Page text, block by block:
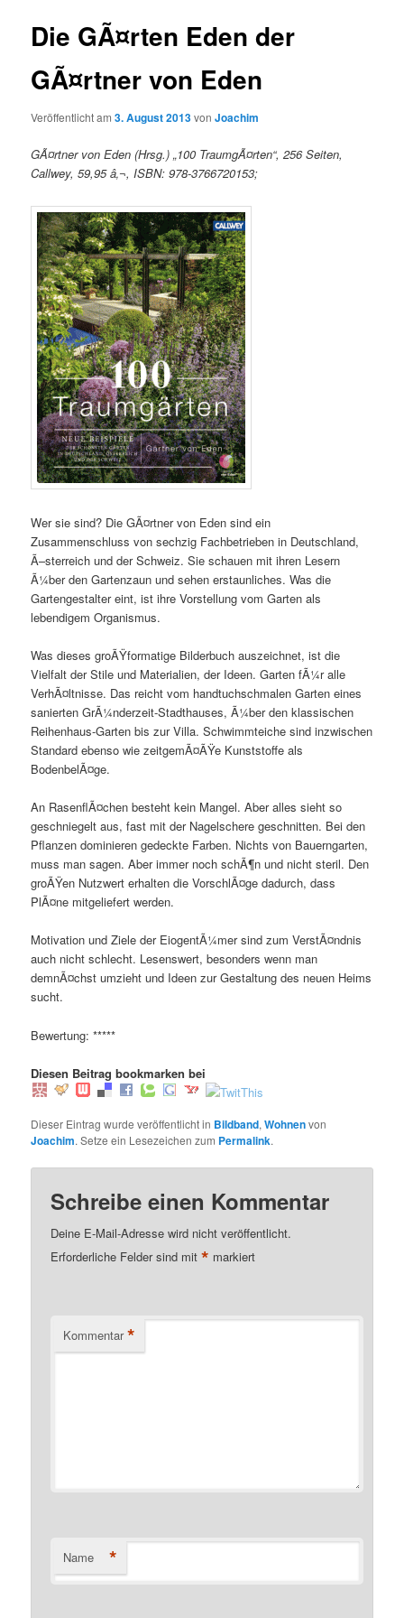
Die GÃ¤rten Eden der
GÃ¤rtner von Eden
Veröffentlicht am3. August 2013vonJoachim
GÃ¤rtner von Eden (Hrsg.) „100 TraumgÃ¤rten“, 256 Seiten,
Callwey, 59,95 â‚¬, ISBN: 978-3766720153;
Wer sie sind? Die GÃ¤rtner von Eden sind ein
Zusammenschluss von sechzig Fachbetrieben in Deutschland,
Ã–sterreich und der Schweiz. Sie schauen mit ihren Lesern
Ã¼ber den Gartenzaun und sehen erstaunliches. Was die
Gartengestalter eint, ist ihre Vorstellung vom Garten als
lebendigem Organismus.
Was dieses groÃŸformatige Bilderbuch auszeichnet, ist die
Vielfalt der Stile und Materialien, der Ideen. Garten fÃ¼r alle
VerhÃ¤ltnisse. Das reicht vom handtuchschmalen Garten eines
sanierten GrÃ¼nderzeit-Stadthauses, Ã¼ber den klassischen
Reihenhaus-Garten bis zur Villa. Schwimmteiche sind inzwischen
Standard ebenso wie zeitgemÃ¤ÃŸe Kunststoffe als
BodenbelÃ¤ge.
An RasenflÃ¤chen besteht kein Mangel. Aber alles sieht so
geschniegelt aus, fast mit der Nagelschere geschnitten. Bei den
Pflanzen dominieren gedeckte Farben. Nichts von Bauerngarten,
muss man sagen. Aber immer noch schÃ¶n und nicht steril. Den
groÃŸen Nutzwert erhalten die VorschlÃ¤ge dadurch, dass
PlÃ¤ne mitgeliefert werden.
Motivation und Ziele der EiogentÃ¼mer sind zum VerstÃ¤ndnis
auch nicht schlecht. Lesenswert, besonders wenn man
demnÃ¤chst umzieht und Ideen zur Gestaltung des neuen Heims
sucht.
Bewertung: *****
Diesen Beitrag bookmarken bei
Dieser Eintrag wurde veröffentlicht in Bildband,Wohnenvon
Joachim. Setze ein Lesezeichen zum Permalink.
Schreibe einen Kommentar
Deine E-Mail-Adresse wird nicht veröffentlicht.
Erforderliche Felder sind mit* markiert
Kommentar *
Name *